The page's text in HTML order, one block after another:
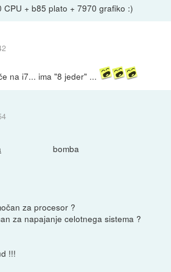
+ b85 plato + 7970 grafiko :)
na i7... ima "8 jeder" ...
bomba
za procesor ?
za napajanje celotnega sistema ?
!!!